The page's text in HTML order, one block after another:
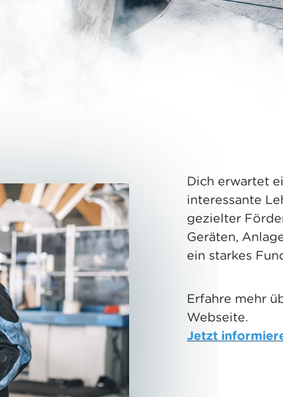
Dich erwartet
interessante
gezielter
Geräten,
ein starkes
Erfahre mehr
Webseite.
Jetzt